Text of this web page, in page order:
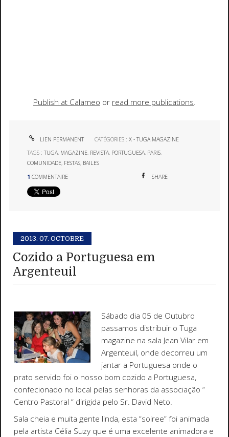
Publish at Calameo or read more publications.
LIEN PERMANENT CATÉGORIES :X - TUGA MAGAZINE
TAGS :TUGA, MAGAZINE, REVISTA, PORTUGUESA, PARIS,
COMUNIDADE, FESTAS, BAILES
1 COMMENTAIRE SHARE
2013. 07. OCTOBRE
Cozido a Portuguesa em
Argenteuil
Sábado dia 05 de Outubro
passamos distribuir o Tuga
magazine na sala Jean Vilar em
Argenteuil, onde decorreu um
jantar a Portuguesa onde o
prato servido foi o nosso bom cozido a Portuguesa,
confecionado no local pelas senhoras da associação “
Centro Pastoral “ dirigida pelo Sr. David Neto.
Sala cheia e muita gente linda, esta “soiree” foi animada
pela artista Célia Suzy que é uma excelente animadora e